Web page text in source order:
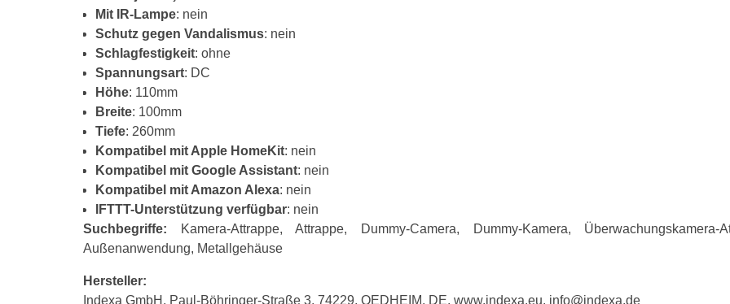
Mit IR-Lampe: nein
Schutz gegen Vandalismus: nein
Schlagfestigkeit: ohne
Spannungsart: DC
Höhe: 110mm
Breite: 100mm
Tiefe: 260mm
Kompatibel mit Apple HomeKit: nein
Kompatibel mit Google Assistant: nein
Kompatibel mit Amazon Alexa: nein
IFTTT-Unterstützung verfügbar: nein
Suchbegriffe: Kamera-Attrappe, Attrappe, Dummy-Camera, Dummy-Kamera,
Außenanwendung, Metallgehäuse
Hersteller:
Indexa GmbH, Paul-Böhringer-Straße 3, 74229, OEDHEIM, DE, www.indexa.eu, info@indexa.de